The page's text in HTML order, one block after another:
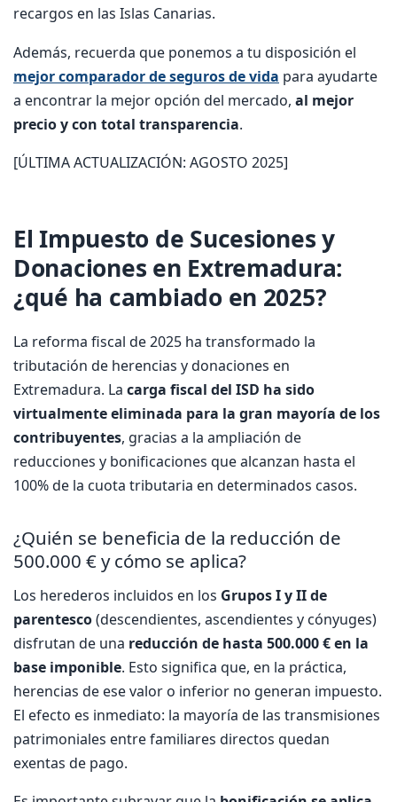
recargos en las Islas Canarias.
Además, recuerda que ponemos a tu disposición el
mejor comparador de seguros de vida para ayudarte
a encontrar la mejor opción del mercado, al mejor
precio y con total transparencia.
[ÚLTIMA ACTUALIZACIÓN: AGOSTO 2025]
El Impuesto de Sucesiones y
Donaciones en Extremadura:
¿qué ha cambiado en 2025?
La reforma fiscal de 2025 ha transformado la
tributación de herencias y donaciones en
Extremadura. La carga fiscal del ISD ha sido
virtualmente eliminada para la gran mayoría de los
contribuyentes, gracias a la ampliación de
reducciones y bonificaciones que alcanzan hasta el
100% de la cuota tributaria en determinados casos.
¿Quién se beneficia de la reducción de
500.000 € y cómo se aplica?
Los herederos incluidos en los Grupos I y II de
parentesco(descendientes, ascendientes y cónyuges)
disfrutan de una reducción de hasta 500.000 € en la
base imponible. Esto significa que, en la práctica,
herencias de ese valor o inferior no generan impuesto.
El efecto es inmediato: la mayoría de las transmisiones
patrimoniales entre familiares directos quedan
exentas de pago.